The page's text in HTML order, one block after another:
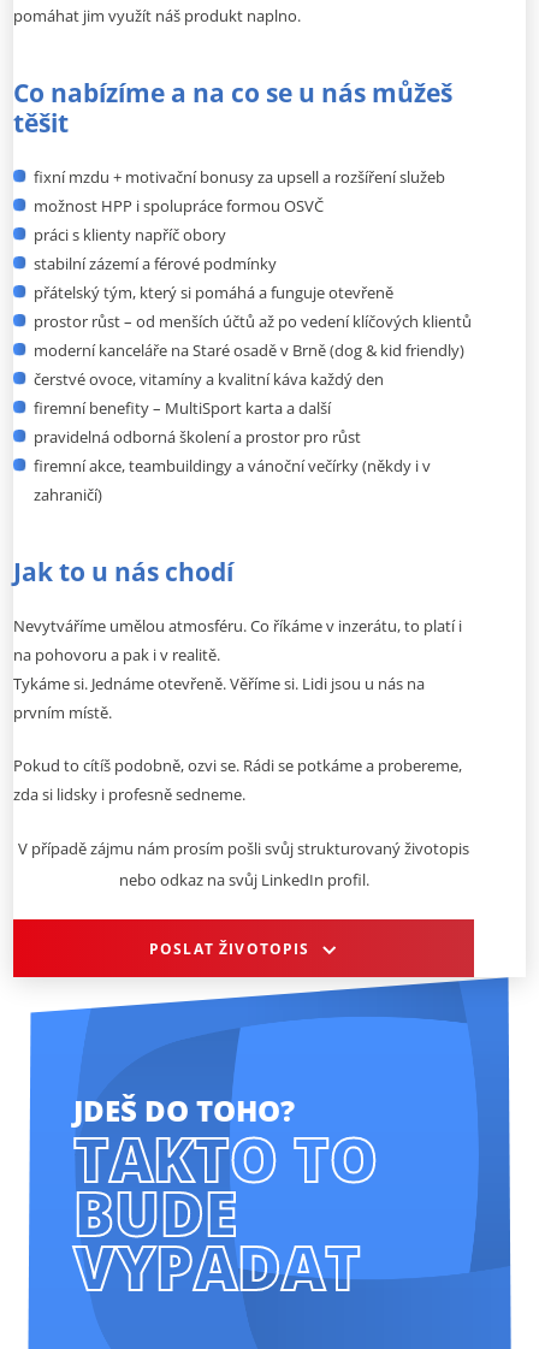
pomáhat jim využít náš produkt naplno.
Co nabízíme a na co se u nás můžeš
těšit
fixní mzdu + motivační bonusy za upsell a rozšíření služeb
možnost HPP i spolupráce formou OSVČ
práci s klienty napříč obory
stabilní zázemí a férové podmínky
přátelský tým, který si pomáhá a funguje otevřeně
prostor růst – od menších účtů až po vedení klíčových klientů
moderní kanceláře na Staré osadě v Brně (dog & kid friendly)
čerstvé ovoce, vitamíny a kvalitní káva každý den
firemní benefity – MultiSport karta a další
pravidelná odborná školení a prostor pro růst
firemní akce, teambuildingy a vánoční večírky (někdy i v
zahraničí)
Jak to u nás chodí
Nevytváříme umělou atmosféru. Co říkáme v inzerátu, to platí i
na pohovoru a pak i v realitě.
Tykáme si. Jednáme otevřeně. Věříme si. Lidi jsou u nás na
prvním místě.
Pokud to cítíš podobně, ozvi se. Rádi se potkáme a probereme,
zda si lidsky i profesně sedneme.
V případě zájmu nám prosím pošli svůj strukturovaný životopis
nebo odkaz na svůj LinkedIn profil.
POSLAT ŽIVOTOPIS
JDEŠ DO TOHO?
TAKTO TO
BUDE
VYPADAT